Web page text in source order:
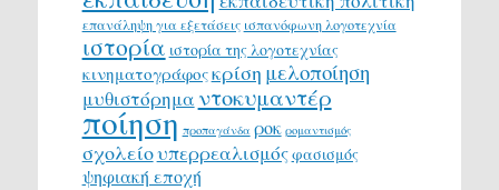
επανάληψη για εξετάσεις ισπανόφωνη λογοτεχνία
ιστορία ιστορία της λογοτεχνίας
κινηματογράφοςκρίση μελοποίηση
μυθιστόρημα ντοκυμαντέρ
ποίηση προπαγάνδα ροκ ρομαντισμός
σχολείουπερρεαλισμόςφασισμός
ψηφιακή εποχή